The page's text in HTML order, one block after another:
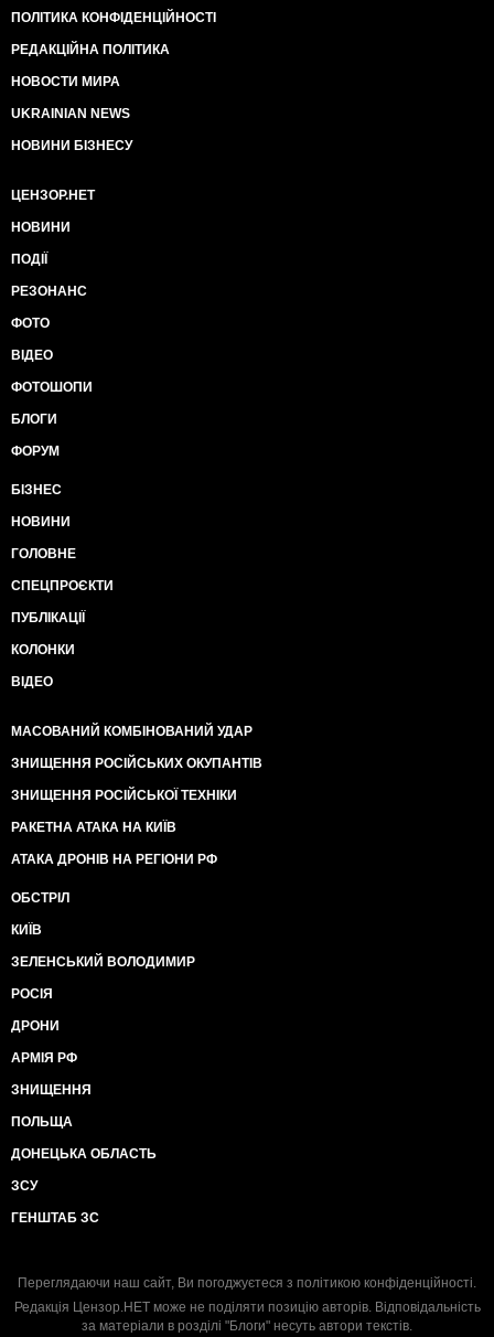
ПОЛІТИКА КОНФІДЕНЦІЙНОСТІ
РЕДАКЦІЙНА ПОЛІТИКА
НОВОСТИ МИРА
UKRAINIAN NEWS
НОВИНИ БІЗНЕСУ
ЦЕНЗОР.НЕТ
НОВИНИ
ПОДІЇ
РЕЗОНАНС
ФОТО
ВІДЕО
ФОТОШОПИ
БЛОГИ
ФОРУМ
БІЗНЕС
НОВИНИ
ГОЛОВНЕ
СПЕЦПРОЄКТИ
ПУБЛІКАЦІЇ
КОЛОНКИ
ВІДЕО
МАСОВАНИЙ КОМБІНОВАНИЙ УДАР
ЗНИЩЕННЯ РОСІЙСЬКИХ ОКУПАНТІВ
ЗНИЩЕННЯ РОСІЙСЬКОЇ ТЕХНІКИ
РАКЕТНА АТАКА НА КИЇВ
АТАКА ДРОНІВ НА РЕГІОНИ РФ
ОБСТРІЛ
КИЇВ
ЗЕЛЕНСЬКИЙ ВОЛОДИМИР
РОСІЯ
ДРОНИ
АРМІЯ РФ
ЗНИЩЕННЯ
ПОЛЬЩА
ДОНЕЦЬКА ОБЛАСТЬ
ЗСУ
ГЕНШТАБ ЗС
Переглядаючи наш сайт, Ви погоджуєтеся з політикою конфіденційності.
Редакція Цензор.НЕТ може не поділяти позицію авторів. Відповідальність
за матеріали в розділі "Блоги" несуть автори текстів.